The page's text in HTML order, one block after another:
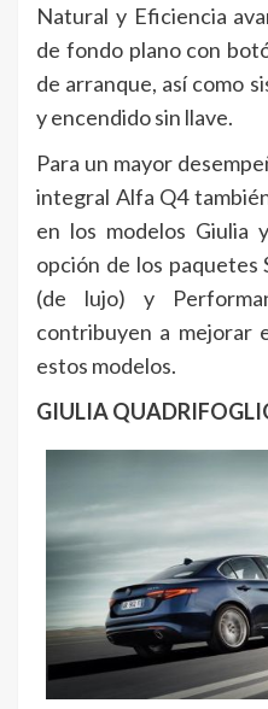
Natural y Eficiencia
de fondo plano con
de arranque, así como
y encendido sin llave.
Para un mayor
integral Alfa Q4
en los modelos Giulia
opción de los
(de lujo) y
contribuyen a mejorar
estos modelos.
GIULIA